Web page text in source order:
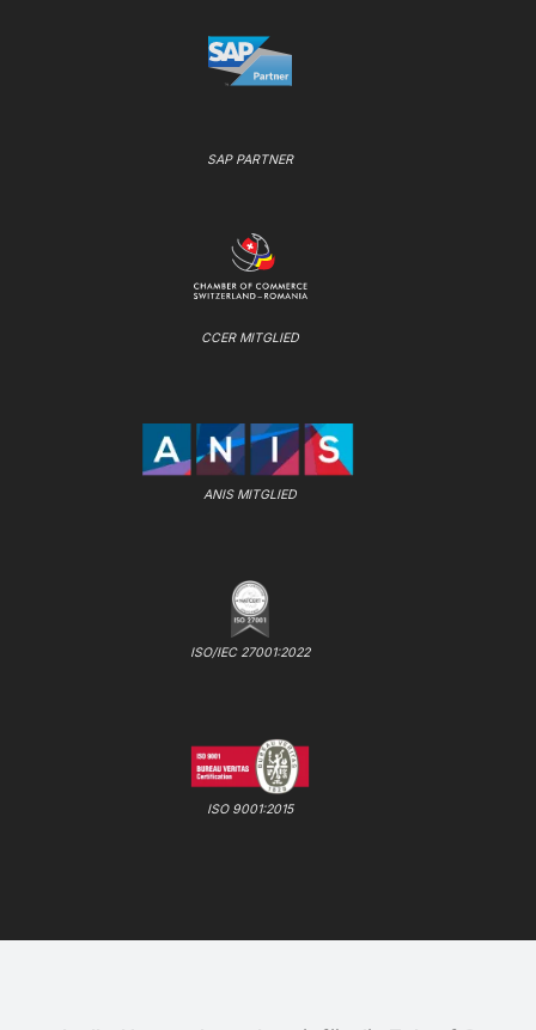
SAP PARTNER
CCER MITGLIED
ANIS MITGLIED
ISO/IEC 27001:2022
ISO 9001:2015